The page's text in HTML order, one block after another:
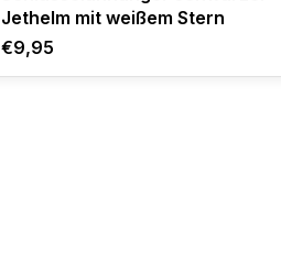
Jethelm mit weißem Stern
€9,95